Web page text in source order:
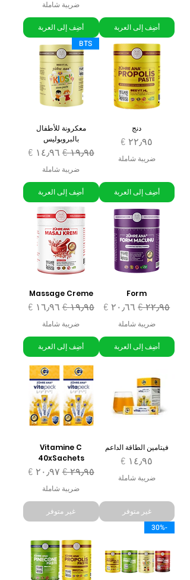
أضِف إلى العربة
ضريبة شاملة
أضِف إلى العربة
دنج
السعر
ضريبة شاملة
أضِف إلى العربة
BTS
معكرونة للأطفال
بالبروبوليس
سعر عادي‏١٩٫٩٥ € سعر البيع
ضريبة شاملة
أضِف إلى العربة
Form
سعر عادي‏٢٢٫٩٥ € سعر البيع
ضريبة شاملة
أضِف إلى العربة
Massage Creme
سعر عادي‏١٩٫٩٥ € سعر البيع
ضريبة شاملة
أضِف إلى العربة
فيتامين الطاقة الداعم
السعر
ضريبة شاملة
غير متوفر
Vitamine C
40xSachets
سعر عادي‏٢٩٫٩٥ € سعر البيع
ضريبة شاملة
غير متوفر
-30%